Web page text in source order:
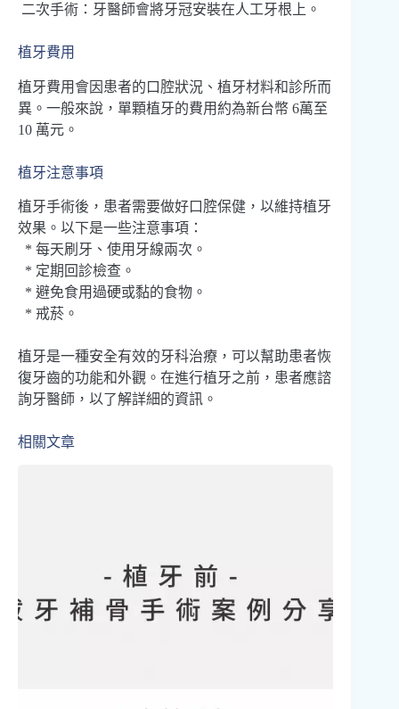
二次手術：牙醫師會將牙冠安裝在人工牙根上。
植牙費用
植牙費用會因患者的口腔狀況、植牙材料和診所而
異。一般來說，單顆植牙的費用約為新台幣 6萬至
10 萬元。
植牙注意事項
植牙手術後，患者需要做好口腔保健，以維持植牙
效果。以下是一些注意事項：
* 每天刷牙、使用牙線兩次。
* 定期回診檢查。
* 避免食用過硬或黏的食物。
* 戒菸。
植牙是一種安全有效的牙科治療，可以幫助患者恢
復牙齒的功能和外觀。在進行植牙之前，患者應諮
詢牙醫師，以了解詳細的資訊。
相關文章